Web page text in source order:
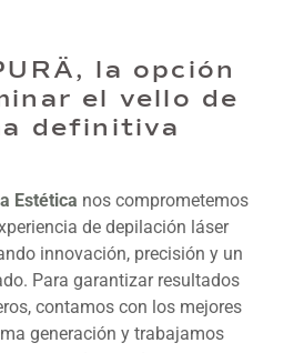
la opción
el vello de
definitiva
Estética nos comprometemos
de depilación láser
innovación, precisión y un
Para garantizar resultados
contamos con los mejores
generación y trabajamos